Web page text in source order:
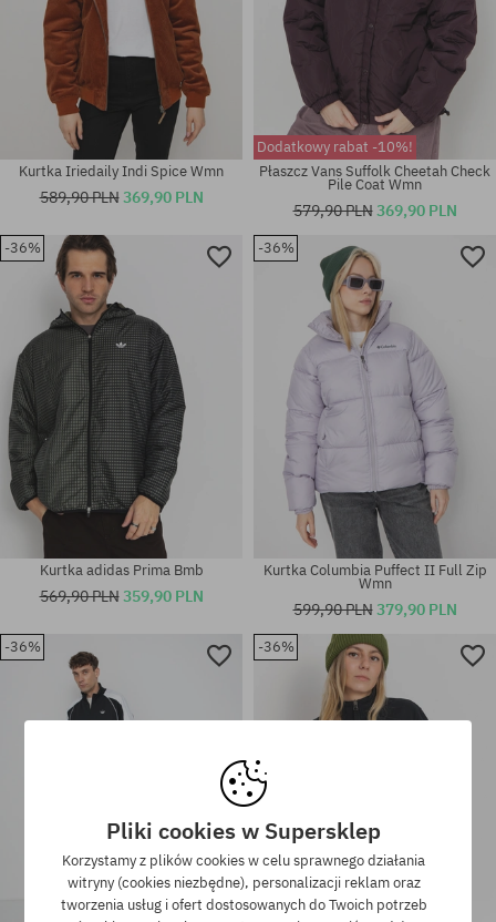
Dostępne rozmiary:
XS; S; M
Dostępne rozmiary:
Dostępne rozmiary:
Kurtka Iriedaily Indi Spice Wmn
589,90 PLN369,90 PLN
Dostępne rozmiary:
Dodatkowy rabat -10%!
Płaszcz Vans Suffolk Cheetah Check
Pile Coat Wmn
579,90 PLN369,90 PLN
-36%
Kurtka adidas Prima Bmb
569,90 PLN359,90 PLN
-36%
Kurtka Columbia Puffect II Full Zip
Wmn
599,90 PLN379,90 PLN
-36% -36%
Pliki cookies w Supersklep
Korzystamy z plików cookies w celu sprawnego działania
witryny (cookies niezbędne), personalizacji reklam oraz
tworzenia usług i ofert dostosowanych do Twoich potrzeb